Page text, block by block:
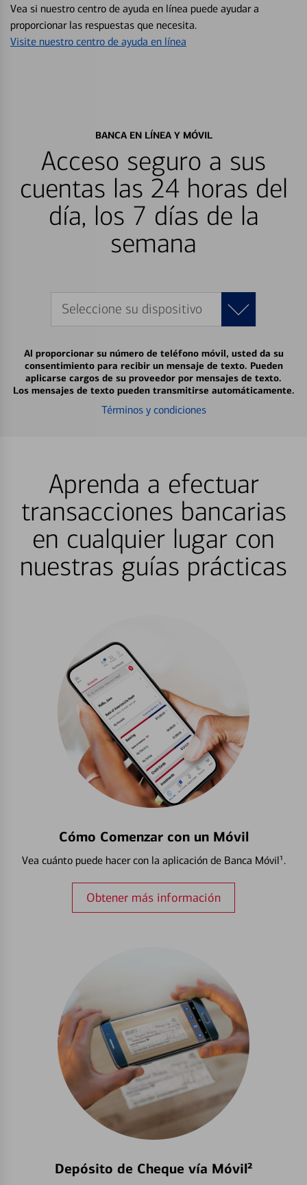
Vea si nuestro centro de ayuda en línea puede ayudar a
proporcionar las respuestas que necesita.
Visite nuestro centro de ayuda en línea
BANCA EN LÍNEA Y MÓVIL
Acceso seguro a sus
cuentas las 24 horas del
día, los 7 días de la
semana
Seleccione su dispositivo
Al proporcionar su número de teléfono móvil, usted da su
consentimiento para recibir un mensaje de texto. Pueden
aplicarse cargos de su proveedor por mensajes de texto.
Los mensajes de texto pueden transmitirse automáticamente.
Términos y condiciones
Aprenda a efectuar
transacciones bancarias
en cualquier lugar con
nuestras guías prácticas
Cómo Comenzar con un Móvil
Vea cuánto puede hacer con la aplicación de Banca Móvil¹.
Obtener más información
Depósito de Cheque vía Móvil²